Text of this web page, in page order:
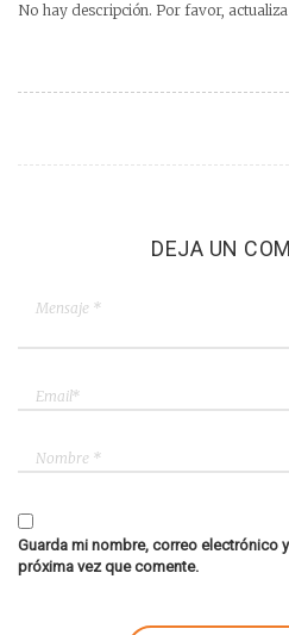
No hay descripción. Por favor,
DEJA UN
Guarda mi nombre, correo electrónico
próxima vez que comente.